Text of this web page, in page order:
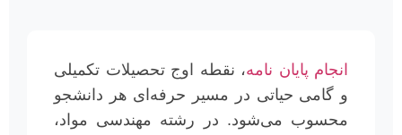
انجام پایان نامه، نقطه اوج تحصیلات تکمیلی
و گامی حیاتی در مسیر حرفه‌ای هر دانشجو
محسوب می‌شود. در رشته مهندسی مواد،